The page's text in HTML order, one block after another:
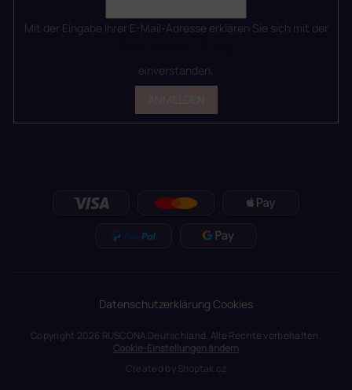
Mit der Eingabe Ihrer E-Mail-Adresse erklären Sie sich mit der
einverstanden.
DatenschutzerklärungCookies
Copyright 2026 RUSCONA Deutschland. Alle Rechte vorbehalten.
Cookie-Einstellungen ändern
Created byShoptak.cz